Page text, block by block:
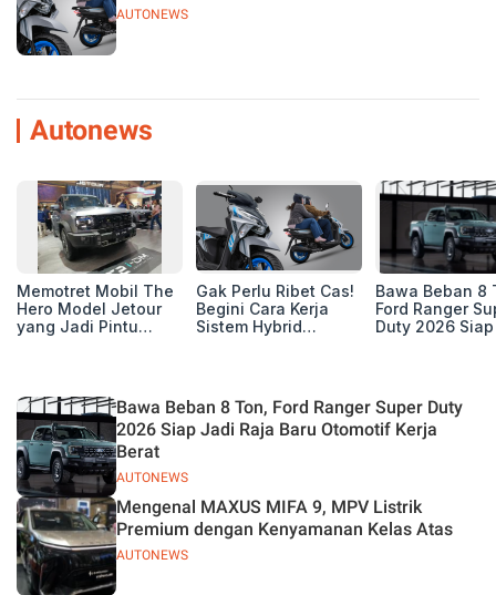
AUTONEWS
Autonews
Memotret Mobil The
Hero Model Jetour
yang Jadi Pintu
Gak Perlu Ribet Cas!
Begini Cara Kerja
Sistem Hybrid
Bawa Beban 8
Ford Ranger
Duty 2026
AUTONEWS
Bawa Beban 8 Ton, Ford Ranger Super Duty
2026 Siap Jadi Raja Baru Otomotif Kerja
Berat
AUTONEWS
Mengenal MAXUS MIFA 9, MPV Listrik
Premium dengan Kenyamanan Kelas Atas